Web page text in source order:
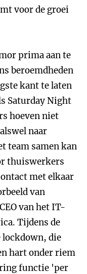
voor de groei
prima aan te
beroemdheden
kant te laten
Saturday Night
hoeven niet
naar
team samen kan
thuiswerkers
met elkaar
van
van het IT-
Tijdens de
lockdown, die
hart onder riem
functie 'per